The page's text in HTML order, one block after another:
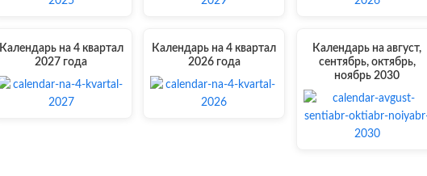
Календарь на 4 квартал
2027 года
Календарь на 4 квартал
2026 года
Календарь на август,
сентябрь, октябрь,
ноябрь 2030